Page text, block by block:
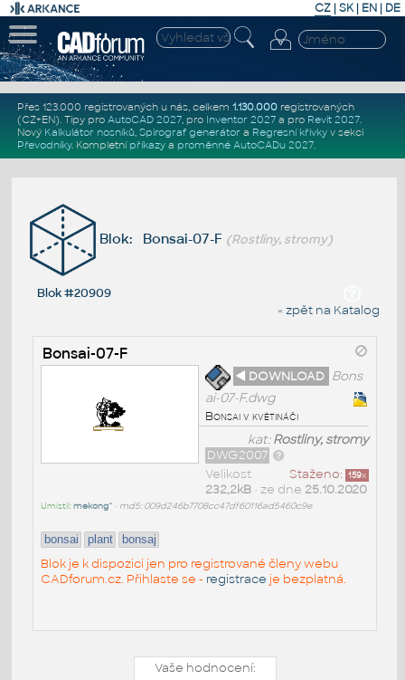
CZ | SK| EN | DE
Přes 123.000 registrovaných u nás, celkem 1.130.000registrovaných
(CZ+EN). Tipy pro AutoCAD 2027, pro Inventor 2027a pro Revit 2027.
Nový Kalkulátor nosníků, Spirograf generátor a Regresní křivkyv sekci
Převodníky. Kompletní příkazya proměnné AutoCADu 2027.
Blok: Bonsai-07-F (Rostliny, stromy)
Blok #20909
« zpět na Katalog
Bonsai-07-F
◄ DOWNLOAD Bons
ai-07-F.dwg
Bonsai v květináči
kat:Rostliny, stromy
DWG2007
Staženo: 159x
Velikost
232,2kB• ze dne 25.10.2020
Umístil:mekong^ • md5: 009d246b7708cc47df60116ad5460c9e
bonsai plant bonsaj
Blok je k dispozici jen pro registrované členy webu
CADforum.cz. Přihlaste se - registrace je bezplatná.
Vaše hodnocení: